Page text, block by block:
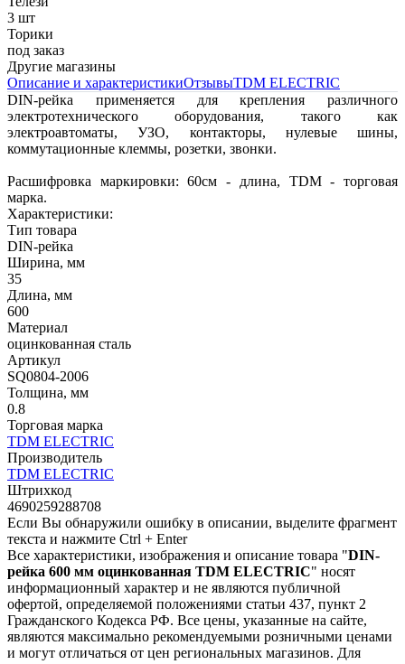
3 шт
Торики
под заказ
Другие магазины
Описание и характеристикиОтзывыTDM ЕLECTRIC
DIN-рейка применяется для крепления различного
электротехнического оборудования, такого как
электроавтоматы, УЗО, контакторы, нулевые шины,
коммутационные клеммы, розетки, звонки.
Расшифровка маркировки: 60см - длина, TDM - торговая
марка.
Характеристики:
Тип товара
DIN-рейка
Ширина, мм
35
Длина, мм
600
Материал
оцинкованная сталь
Артикул
SQ0804-2006
Толщина, мм
0.8
Торговая марка
TDM ЕLECTRIC
Производитель
TDM ЕLECTRIC
Штрихкод
4690259288708
Если Вы обнаружили ошибку в описании, выделите фрагмент
текста и нажмите Ctrl + Enter
Все характеристики, изображения и описание товара "DIN-
рейка 600 мм оцинкованная TDM ЕLECTRIC" носят
информационный характер и не являются публичной
офертой, определяемой положениями статьи 437, пункт 2
Гражданского Кодекса РФ. Все цены, указанные на сайте,
являются максимально рекомендуемыми розничными ценами
и могут отличаться от цен региональных магазинов. Для